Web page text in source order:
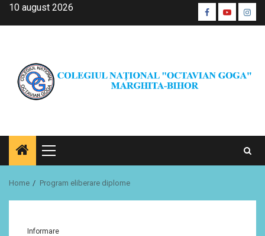
Skip10 august 2026 Facebook
Youtube
CŞE
Primary
Menu
Home Program eliberare diplome
Informare